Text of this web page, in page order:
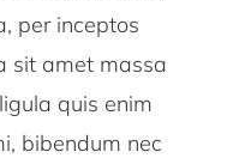
per inceptos
sit amet massa
quis enim
bibendum nec